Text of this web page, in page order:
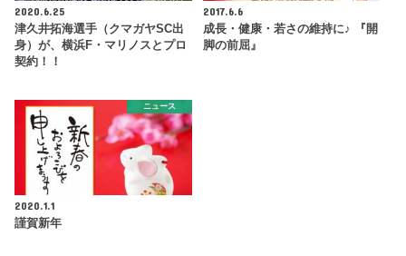
2020.6.25
津久井拓海選手（クマガヤSC出
身）が、横浜F・マリノスとプロ
契約！！
2017.6.6
成長・健康・若さの維持に♪ 『開
脚の前屈』
ニュース
2020.1.1
謹賀新年